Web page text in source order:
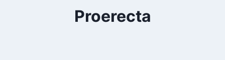
Proerecta